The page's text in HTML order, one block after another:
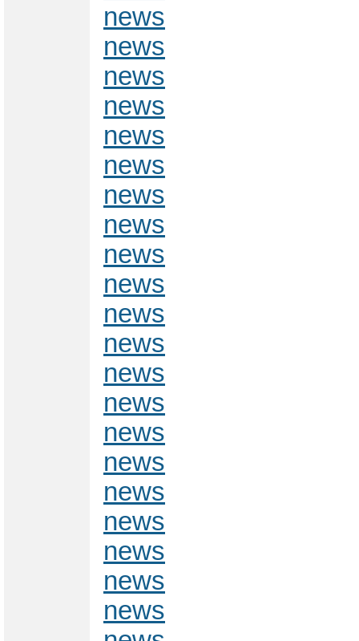
news
news
news
news
news
news
news
news
news
news
news
news
news
news
news
news
news
news
news
news
news